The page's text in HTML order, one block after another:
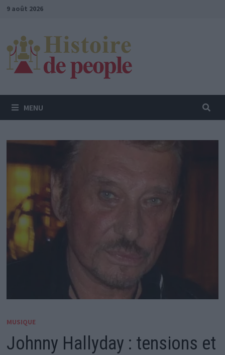
Passer
contenu
9 août 2026
MENU
MUSIQUE
Johnny Hallyday : tensions et